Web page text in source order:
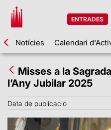
ENTRADES
Notícies Calendari
Misses a la
l’Any Jubilar 2025
Data de publicació